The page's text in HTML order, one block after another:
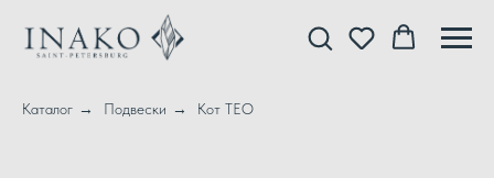
Каталог → Подвески → Кот ТЕО